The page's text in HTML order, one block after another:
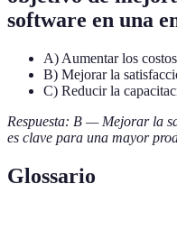
software en una
A) Aumentar los
B) Mejorar la
C) Reducir la
Respuesta: B — Mejorar la
es clave para una mayor
Glossario